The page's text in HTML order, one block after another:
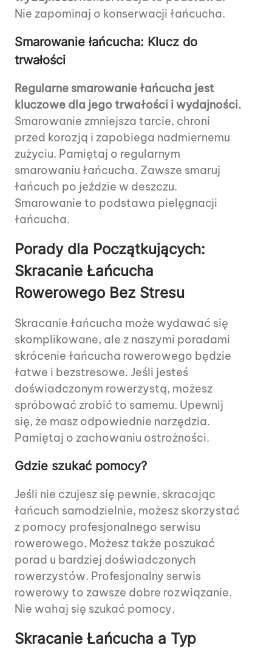
Nie zapominaj o konserwacji łańcucha.
Smarowanie łańcucha: Klucz do
trwałości
Regularne smarowanie łańcucha jest
kluczowe dla jego trwałości i wydajności.
Smarowanie zmniejsza tarcie, chroni
przed korozją i zapobiega nadmiernemu
zużyciu. Pamiętaj o regularnym
smarowaniu łańcucha. Zawsze smaruj
łańcuch po jeździe w deszczu.
Smarowanie to podstawa pielęgnacji
łańcucha.
Porady dla Początkujących:
Skracanie Łańcucha
Rowerowego Bez Stresu
Skracanie łańcucha może wydawać się
skomplikowane, ale z naszymi poradami
skrócenie łańcucha rowerowego będzie
łatwe i bezstresowe. Jeśli jesteś
doświadczonym rowerzystą, możesz
spróbować zrobić to samemu. Upewnij
się, że masz odpowiednie narzędzia.
Pamiętaj o zachowaniu ostrożności.
Gdzie szukać pomocy?
Jeśli nie czujesz się pewnie, skracając
łańcuch samodzielnie, możesz skorzystać
z pomocy profesjonalnego serwisu
rowerowego. Możesz także poszukać
porad u bardziej doświadczonych
rowerzystów. Profesjonalny serwis
rowerowy to zawsze dobre rozwiązanie.
Nie wahaj się szukać pomocy.
Skracanie Łańcucha a Typ